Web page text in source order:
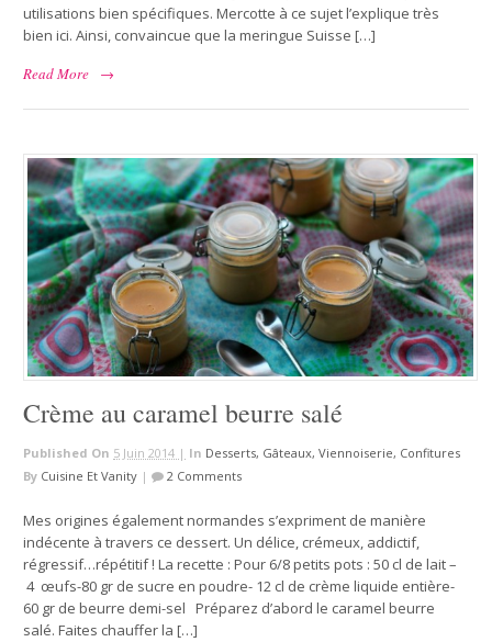
utilisations bien spécifiques. Mercotte à ce sujet l’explique très
bien ici. Ainsi, convaincue que la meringue Suisse […]
Read More
→
Crème au caramel beurre salé
Published On 5 Juin 2014 | In Desserts, Gâteaux, Viennoiserie, Confitures
By Cuisine Et Vanity | 2 Comments
Mes origines également normandes s’expriment de manière
indécente à travers ce dessert. Un délice, crémeux, addictif,
régressif…répétitif ! La recette : Pour 6/8 petits pots : 50 cl de lait –
4 œufs-80 gr de sucre en poudre- 12 cl de crème liquide entière-
60 gr de beurre demi-sel Préparez d’abord le caramel beurre
salé. Faites chauffer la […]